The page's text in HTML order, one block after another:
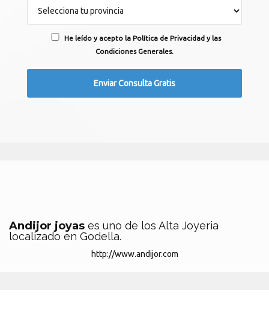
He leído y acepto la Política de Privacidad y las
Condiciones Generales.
Andijor joyas es uno de los Alta Joyeria
localizado en Godella.
http://www.andijor.com